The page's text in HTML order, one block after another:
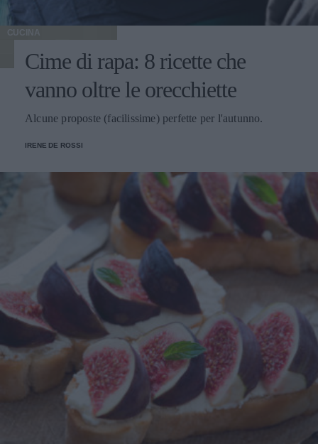
CUCINA
Cime di rapa: 8 ricette che
vanno oltre le orecchiette
Alcune proposte (facilissime) perfette per l'autunno.
IRENE DE ROSSI